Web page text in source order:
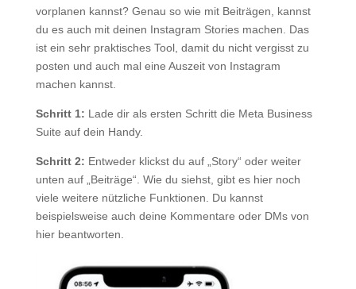
vorplanen kannst? Genau so wie mit Beiträgen, kannst
du es auch mit deinen Instagram Stories machen. Das
ist ein sehr praktisches Tool, damit du nicht vergisst zu
posten und auch mal eine Auszeit von Instagram
machen kannst.
Schritt 1: Lade dir als ersten Schritt die Meta Business
Suite auf dein Handy.
Schritt 2: Entweder klickst du auf „Story“ oder weiter
unten auf „Beiträge“. Wie du siehst, gibt es hier noch
viele weitere nützliche Funktionen. Du kannst
beispielsweise auch deine Kommentare oder DMs von
hier beantworten.